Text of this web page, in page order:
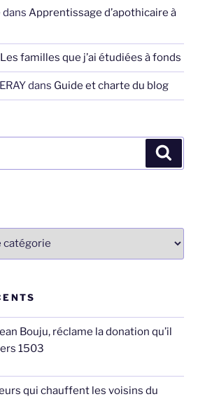
dans Apprentissage d’apothicaire à
Les familles que j’ai étudiées à fonds
dans Guide et charte du blog
Bouju, réclame la donation qu’il
1503
qui chauffent les voisins du